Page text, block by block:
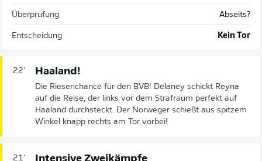
Überprüfung Abseits?
Entscheidung Kein Tor
22' Haaland!
Die Riesenchance für den BVB! Delaney schickt Reyna
auf die Reise, der links vor dem Strafraum perfekt auf
Haaland durchsteckt. Der Norweger schießt aus spitzem
Winkel knapp rechts am Tor vorbei!
21' Intensive Zweikämpfe